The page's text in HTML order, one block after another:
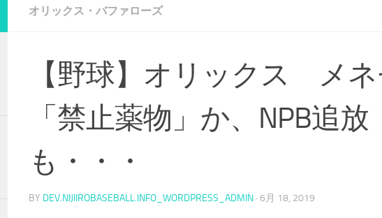
オリックス・バファローズ
【野球】オリックス メ
「禁止薬物」か、NPB追放
も・・・
BY DEV.NIJIIROBASEBALL.INFO_WORDPRESS_ADMIN · 6月 18, 2019